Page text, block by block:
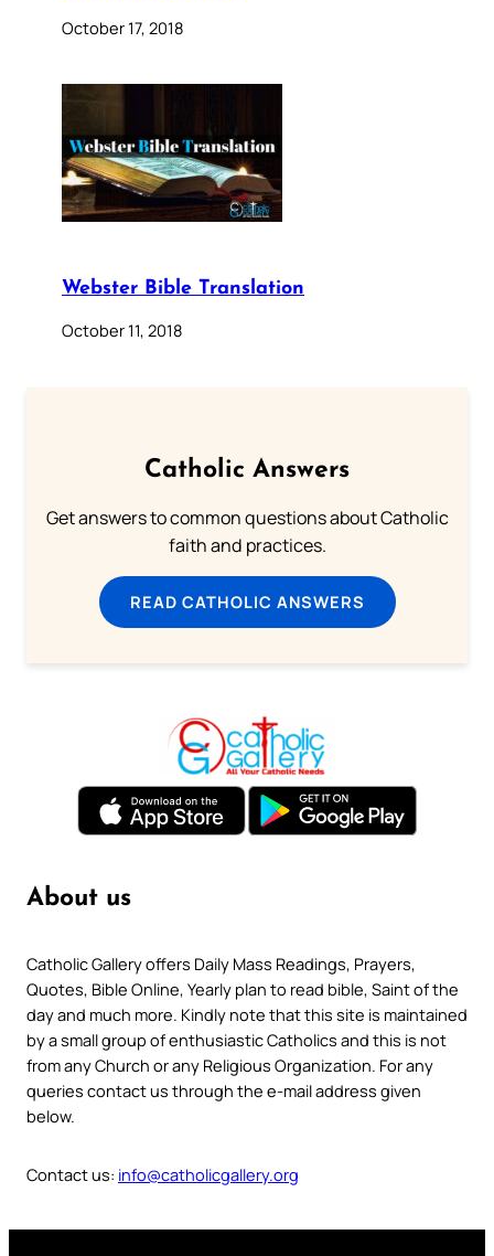
October 17, 2018
Webster Bible Translation
October 11, 2018
Catholic Answers
Get answers to common questions about Catholic
faith and practices.
READ CATHOLIC ANSWERS
About us
Catholic Gallery offers Daily Mass Readings, Prayers,
Quotes, Bible Online, Yearly plan to read bible, Saint of the
day and much more. Kindly note that this site is maintained
by a small group of enthusiastic Catholics and this is not
from any Church or any Religious Organization. For any
queries contact us through the e-mail address given
below.
Contact us: info@catholicgallery.org